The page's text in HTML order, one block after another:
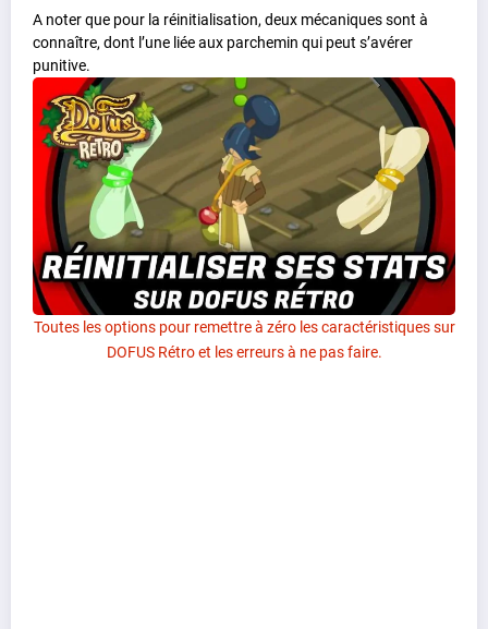
A noter que pour la réinitialisation, deux mécaniques sont à
connaître, dont l’une liée aux parchemin qui peut s’avérer
punitive.
Toutes les options pour remettre à zéro les caractéristiques sur
DOFUS Rétro et les erreurs à ne pas faire.